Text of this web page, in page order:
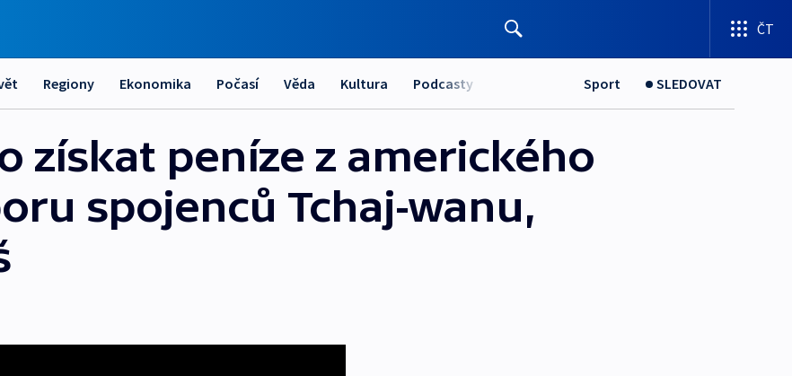
ČT
Regiony Ekonomika Počasí Věda Kultura Podcasty Sport SLEDOVAT
získat peníze z amerického
spojenců Tchaj-wanu,